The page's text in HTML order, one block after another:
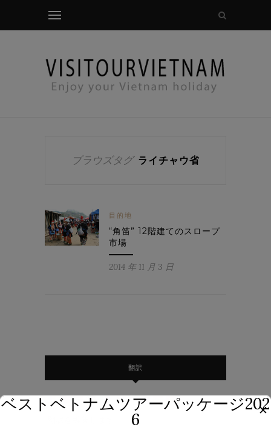
ブラウズタグ ライチャウ省
目的地
“角笛” 12階建てのスロープ
市場
2014 年 11 月 3 日
翻訳
ベストベトナムツアーパッケージ202
6 ✕